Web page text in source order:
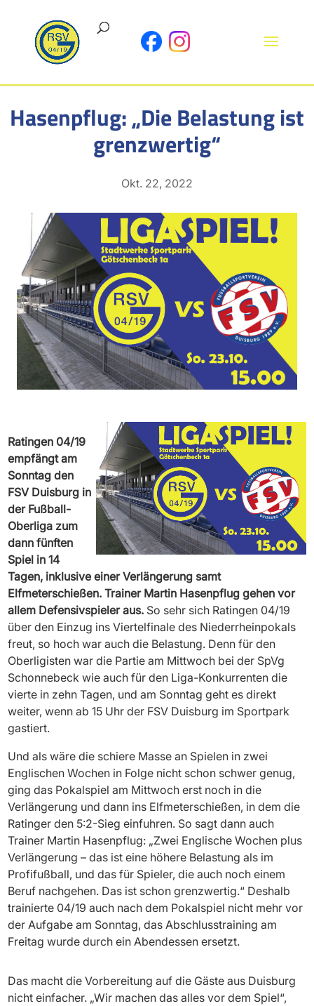
Hasenpflug: „Die Belastung ist
grenzwertig“
Okt. 22, 2022
Ratingen 04/19
empfängt am
Sonntag den
FSV Duisburg in
der Fußball-
Oberliga zum
dann fünften
Spiel in 14
Tagen, inklusive einer Verlängerung samt
Elfmeterschießen. Trainer Martin Hasenpflug gehen vor
allem Defensivspieler aus. So sehr sich Ratingen 04/19
über den Einzug ins Viertelfinale des Niederrheinpokals
freut, so hoch war auch die Belastung. Denn für den
Oberligisten war die Partie am Mittwoch bei der SpVg
Schonnebeck wie auch für den Liga-Konkurrenten die
vierte in zehn Tagen, und am Sonntag geht es direkt
weiter, wenn ab 15 Uhr der FSV Duisburg im Sportpark
gastiert.
Und als wäre die schiere Masse an Spielen in zwei
Englischen Wochen in Folge nicht schon schwer genug,
ging das Pokalspiel am Mittwoch erst noch in die
Verlängerung und dann ins Elfmeterschießen, in dem die
Ratinger den 5:2-Sieg einfuhren. So sagt dann auch
Trainer Martin Hasenpflug: „Zwei Englische Wochen plus
Verlängerung – das ist eine höhere Belastung als im
Profifußball, und das für Spieler, die auch noch einem
Beruf nachgehen. Das ist schon grenzwertig.“ Deshalb
trainierte 04/19 auch nach dem Pokalspiel nicht mehr vor
der Aufgabe am Sonntag, das Abschlusstraining am
Freitag wurde durch ein Abendessen ersetzt.
Das macht die Vorbereitung auf die Gäste aus Duisburg
nicht einfacher. „Wir machen das alles vor dem Spiel“,